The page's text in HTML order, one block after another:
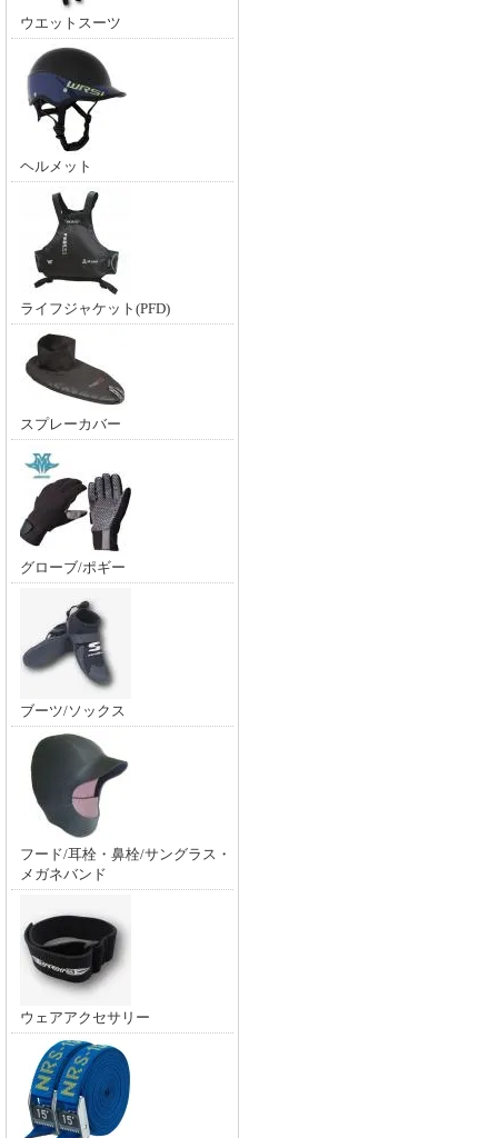
ウエットスーツ
ヘルメット
ライフジャケット(PFD)
スプレーカバー
グローブ/ポギー
ブーツ/ソックス
フード/耳栓・鼻栓/サングラス・
メガネバンド
ウェアアクセサリー